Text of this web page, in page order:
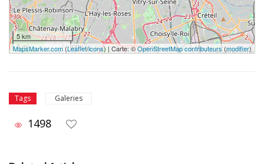
5 km
3 mi
MapsMarker.com(Leaflet/icons) | Carte: ©OpenStreetMap contributeurs(modifier)
Tags Galeries
1498